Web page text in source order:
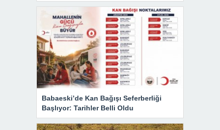
Babaeski’de Kan Bağışı Seferberliği
Başlıyor: Tarihler Belli Oldu